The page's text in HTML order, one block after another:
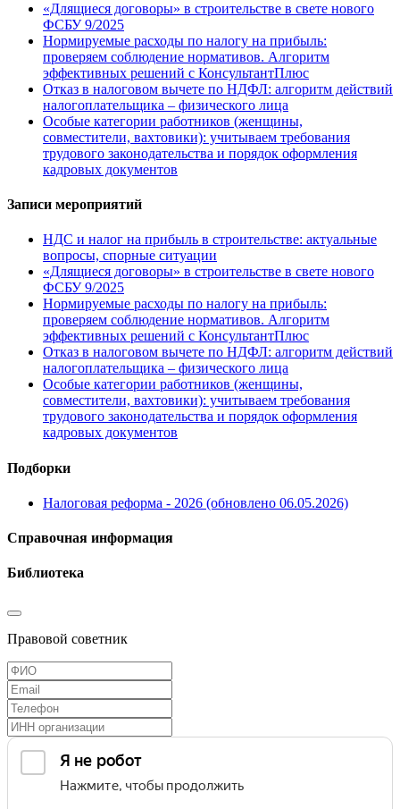
«Длящиеся договоры» в строительстве в свете нового
ФСБУ 9/2025
Нормируемые расходы по налогу на прибыль:
проверяем соблюдение нормативов. Алгоритм
эффективных решений с КонсультантПлюс
Отказ в налоговом вычете по НДФЛ: алгоритм действий
налогоплательщика – физического лица
Особые категории работников (женщины,
совместители, вахтовики): учитываем требования
трудового законодательства и порядок оформления
кадровых документов
Записи мероприятий
НДС и налог на прибыль в строительстве: актуальные
вопросы, спорные ситуации
«Длящиеся договоры» в строительстве в свете нового
ФСБУ 9/2025
Нормируемые расходы по налогу на прибыль:
проверяем соблюдение нормативов. Алгоритм
эффективных решений с КонсультантПлюс
Отказ в налоговом вычете по НДФЛ: алгоритм действий
налогоплательщика – физического лица
Особые категории работников (женщины,
совместители, вахтовики): учитываем требования
трудового законодательства и порядок оформления
кадровых документов
Подборки
Налоговая реформа - 2026 (обновлено 06.05.2026)
Справочная информация
Библиотека
Правовой советник